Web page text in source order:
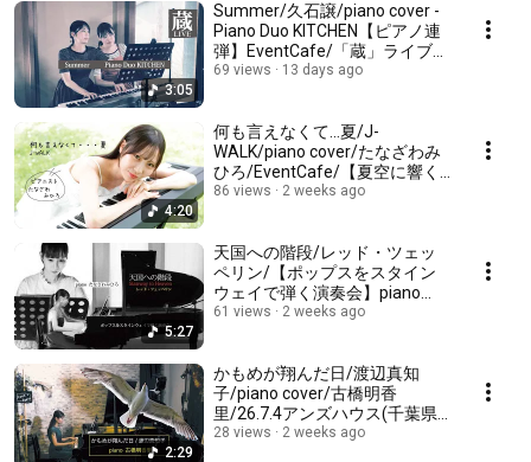
3:05
Summer/久石譲/piano cover -
Piano Duo KITCHEN【ピアノ連
弾】EventCafe/「蔵」ライブ
(2025.8.3千葉県香取市佐原"甘
69 views 13 days ago
4:20
何も言えなくて…夏/J-
WALK/piano cover/たなざわみ
ひろ/EventCafe/【夏空に響く
ピアノソロ&ディナーin MAO】
86 views 2 weeks ago
5:27
天国への階段/レッド・ツェッ
ペリン/【ポップスをスタイン
ウェイで弾く演奏会】piano
cover/たなざわみひ
録/EventCafe演奏会↓
61 views 2 weeks ago
2:29
かもめが翔んだ日/渡辺真知
子/piano cover/古橋明香
里/26.7.4アンズハウス(千葉県
白井市)にて収録/EventCafe/次
28 views 2 weeks ago